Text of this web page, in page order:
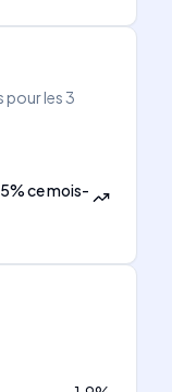
pour les 3
%ce mois-